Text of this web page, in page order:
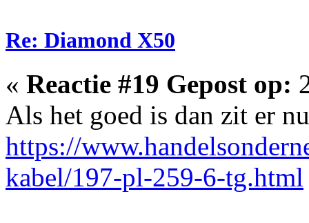
Re: Diamond X50
« Reactie #19 Gepost op:
Als het goed is dan zit er
https://
kabel/197-pl-259-6-tg.html